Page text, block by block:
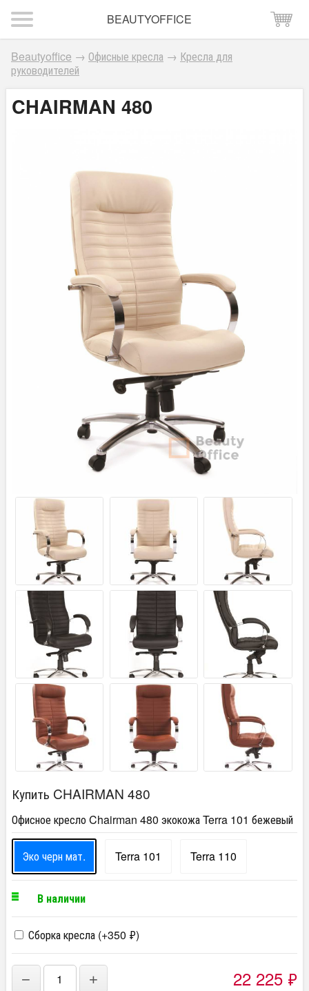
BEAUTYOFFICE
Beautyoffice → Офисные кресла → Кресла для
руководителей
CHAIRMAN 480
Купить CHAIRMAN 480
Офисное кресло Chairman 480 экокожа Terra 101 бежевый
Эко черн мат. Terra 101 Terra 110
В наличии
Сборка кресла (+350 ₽)
− + 22 225 ₽